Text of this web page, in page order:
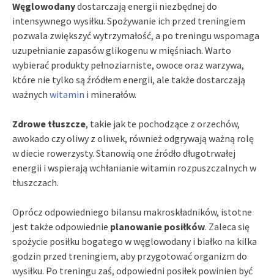
Węglowodanydostarczają energii niezbędnej do
intensywnego wysiłku. Spożywanie ich przed treningiem
pozwala zwiększyć wytrzymałość, a po treningu wspomaga
uzupełnianie zapasów glikogenu w mięśniach. Warto
wybierać produkty pełnoziarniste, owoce oraz warzywa,
które nie tylko są źródłem energii, ale także dostarczają
ważnych witamin i minerałów.
Zdrowe tłuszcze, takie jak te pochodzące z orzechów,
awokado czy oliwy z oliwek, również odgrywają ważną rolę
w diecie rowerzysty. Stanowią one źródło długotrwałej
energii i wspierają wchłanianie witamin rozpuszczalnych w
tłuszczach.
Oprócz odpowiedniego bilansu makroskładników, istotne
jest także odpowiednie planowanie posiłków. Zaleca się
spożycie posiłku bogatego w węglowodany i białko na kilka
godzin przed treningiem, aby przygotować organizm do
wysiłku. Po treningu zaś, odpowiedni posiłek powinien być